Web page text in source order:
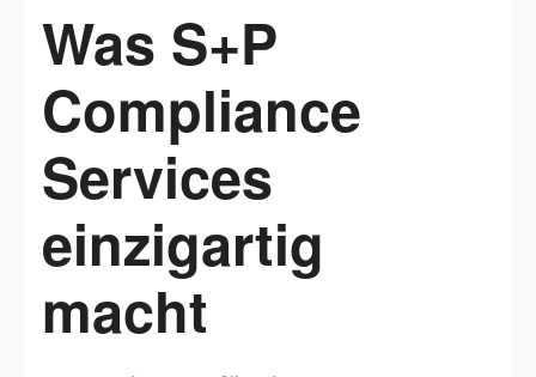
Was S+P
Compliance
Services
einzigartig
macht